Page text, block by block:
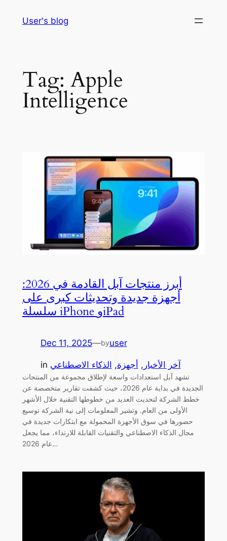
User's blog
Tag: Apple
Intelligence
أبرز منتجات آبل القادمة في 2026:
أجهزة جديدة وتحديثات كبرى على
سلسلة iPhone وiPad
Dec 11, 2025—byuser
in آخر الأخبار , أجهزة, الذكاء الاصطناعي
تشهد آبل استعدادات واسعة لإطلاق مجموعة من المنتجات
الجديدة في بداية عام 2026، حيث كشفت تقارير متخصصة عن
خطط الشركة لتحديث العديد من خطوطها التقنية خلال الأشهر
الأولى من العام. وتشير المعلومات إلى نية الشركة توسيع
حضورها في سوق الأجهزة المحمولة مع ابتكارات جديدة في
مجال الذكاء الاصطناعي والتقنيات القابلة للارتداء، مما يجعل
عام 2026…